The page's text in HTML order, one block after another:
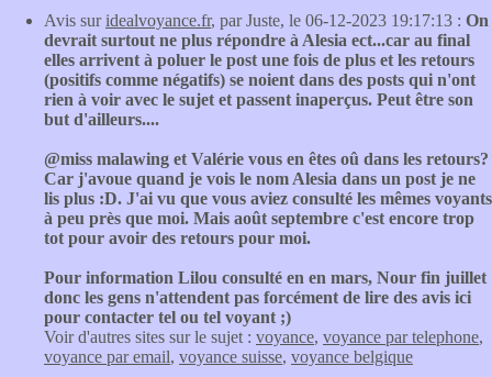
Avis suridealvoyance.fr, par Juste, le 06-12-2023 19:17:13 : On
devrait surtout ne plus répondre à Alesia ect...car au final
elles arrivent à poluer le post une fois de plus et les retours
(positifs comme négatifs) se noient dans des posts qui n'ont
rien à voir avec le sujet et passent inaperçus. Peut être son
but d'ailleurs....
@miss malawing et Valérie vous en êtes oû dans les retours?
Car j'avoue quand je vois le nom Alesia dans un post je ne
lis plus :D. J'ai vu que vous aviez consulté les mêmes voyants
à peu près que moi. Mais août septembre c'est encore trop
tot pour avoir des retours pour moi.
Pour information Lilou consulté en en mars, Nour fin juillet
donc les gens n'attendent pas forcément de lire des avis ici
pour contacter tel ou tel voyant ;)
Voir d'autres sites sur le sujet : voyance, voyance par telephone,
voyance par email, voyance suisse, voyance belgique